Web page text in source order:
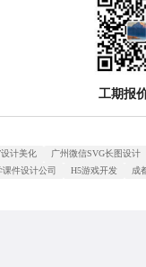
工期报
计美化 广州微信SVG长图设计
课件设计公司
H5游戏开发 成